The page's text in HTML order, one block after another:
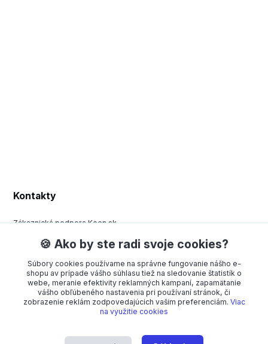
Kontakty
Zákaznická podpora Keen.sk
+420 377 443 970
(Po-Pá, 8-15 hod.)
order@americanway.sk
🍪 Ako by ste radi svoje cookies?
Súbory cookies používame na správne fungovanie nášho e-
shopu av prípade vášho súhlasu tiež na sledovanie štatistík o
webe, meranie efektivity reklamných kampaní, zapamätanie
vášho obľúbeného nastavenia pri používaní stránok, či
zobrazenie reklám zodpovedajúcich vašim preferenciám. Viac
na využitie cookies